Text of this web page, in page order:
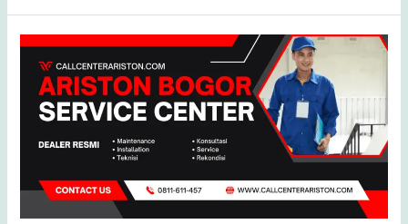
Service
Center
Ariston
Bogor:
Perbaikan
Ariston
Bogor